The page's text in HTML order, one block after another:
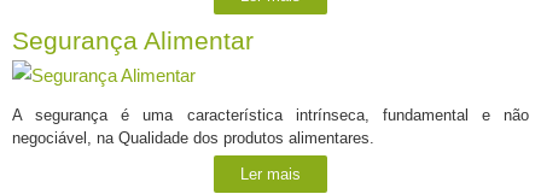
Segurança Alimentar
A segurança é uma característica intrínseca, fundamental e não
negociável, na Qualidade dos produtos alimentares.
Ler mais